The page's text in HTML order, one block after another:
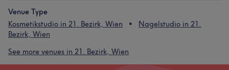
Venue Type
Kosmetikstudio in 21. Bezirk, Wien
Nagelstudio in 21.
Bezirk, Wien
See more venues in 21. Bezirk, Wien